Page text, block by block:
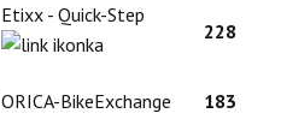
Etixx - Quick-Step
228
ORICA-BikeExchange 183